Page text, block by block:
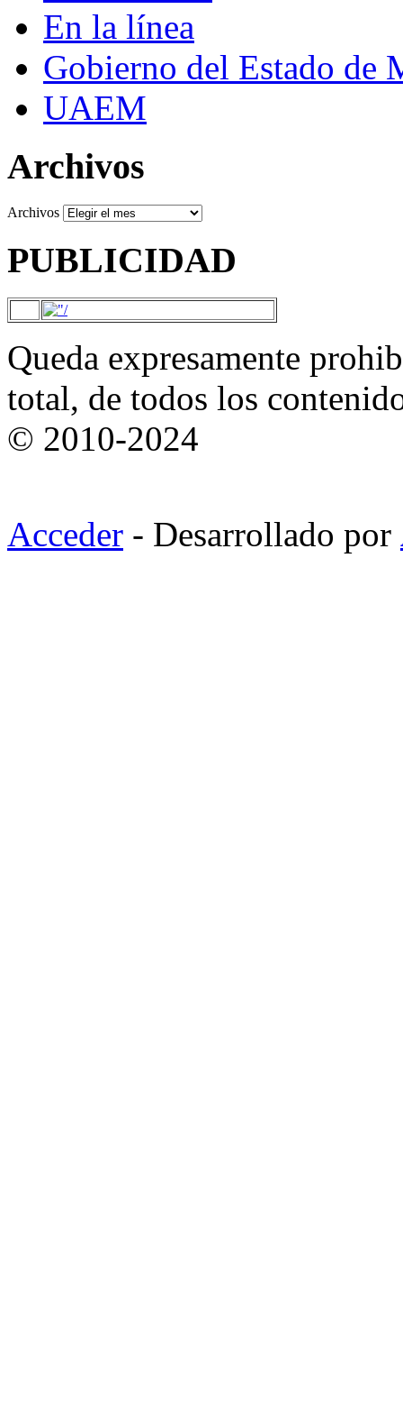
En la línea
Gobierno del Estado de
UAEM
Archivos
Archivos
PUBLICIDAD
Queda expresamente
total, de todos los
© 2010-2024
Acceder - Desarrollado por